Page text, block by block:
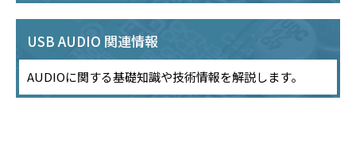
USB AUDIO 関連情報
AUDIOに関する基礎知識や技術情報を解説します。